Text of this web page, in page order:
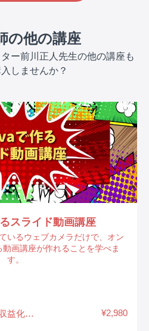
の他の講座
ー前川正人先生の他の講座も
しませんか？
スライド動画講座
いるウェブカメラだけで、オン
画講座が作れることを学べま
す。
前川正人 動画教材収益化ディレクター ¥2,980